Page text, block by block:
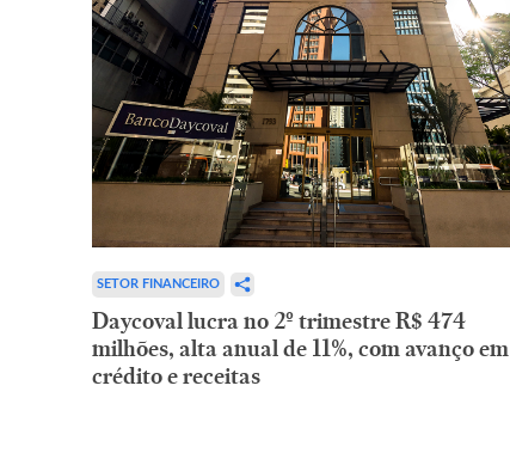
SETOR FINANCEIRO
Daycoval lucra no 2º trimestre R$ 474
milhões, alta anual de 11%, com avanço em
crédito e receitas